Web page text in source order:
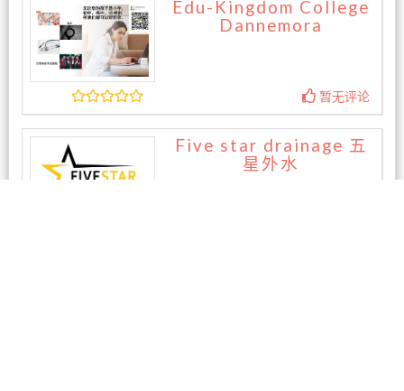
Edu-Kingdom College
Dannemora
暂无评论
Five star drainage 五
星外水